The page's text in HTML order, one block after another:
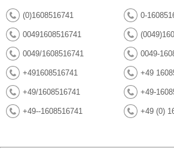
(0)1608516741 0-
00491608516741
0049/1608516741 0049-
+491608516741 +49
+49/1608516741 +49-
+49--1608516741 +49 (0)